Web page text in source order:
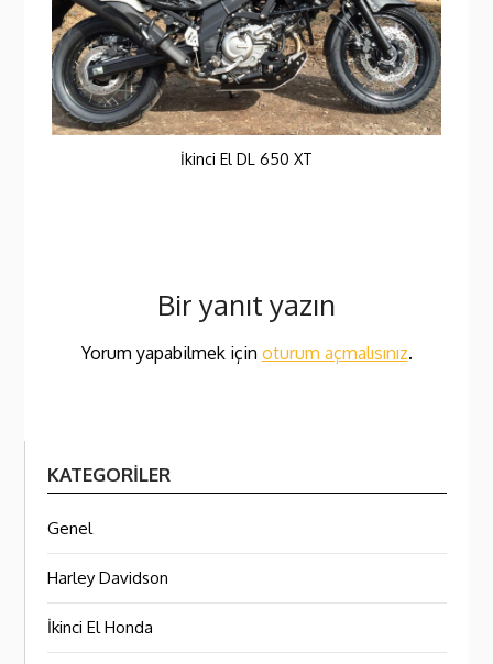
İkinci El DL 650 XT
Bir yanıt yazın
Yorum yapabilmek için oturum açmalısınız.
KATEGORILER
Genel
Harley Davidson
İkinci El Honda